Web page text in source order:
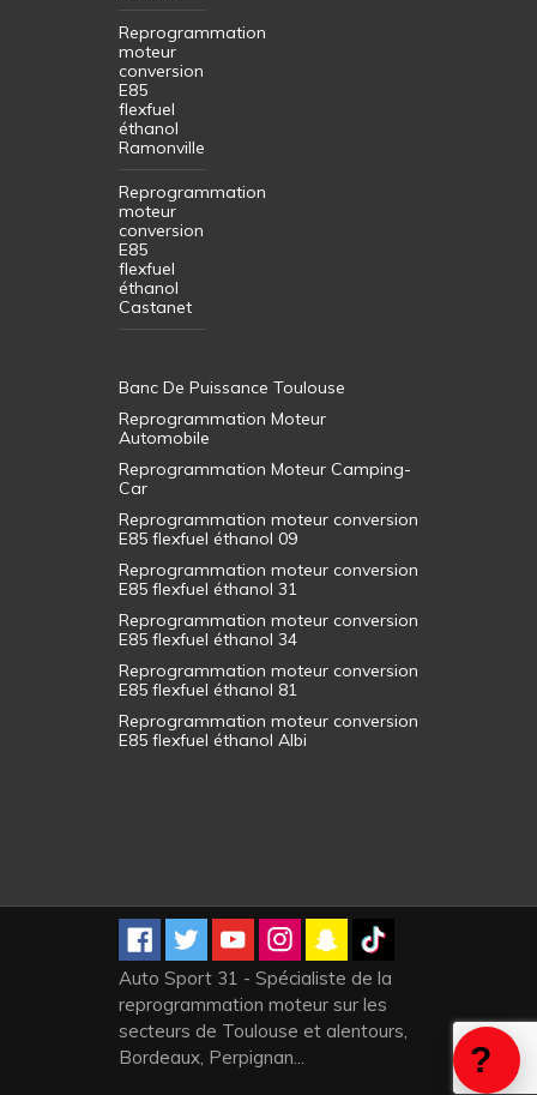
Reprogrammation
moteur
conversion
E85
flexfuel
éthanol
Ramonville
Reprogrammation
moteur
conversion
E85
flexfuel
éthanol
Castanet
Banc De Puissance Toulouse
Reprogrammation Moteur
Automobile
Reprogrammation Moteur Camping-
Car
Reprogrammation moteur conversion
E85 flexfuel éthanol 09
Reprogrammation moteur conversion
E85 flexfuel éthanol 31
Reprogrammation moteur conversion
E85 flexfuel éthanol 34
Reprogrammation moteur conversion
E85 flexfuel éthanol 81
Reprogrammation moteur conversion
E85 flexfuel éthanol Albi
Auto Sport 31 - Spécialiste de la
reprogrammation moteur sur les
secteurs de Toulouse et alentours,
Bordeaux, Perpignan...